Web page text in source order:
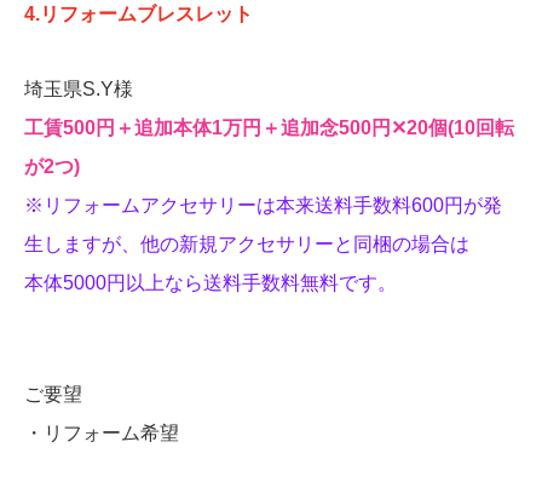
4.リフォームブレスレット
埼玉県S.Y様
工賃500円＋追加本体1万円＋追加念500円‪✕‬20個(10回転
が2つ)
※リフォームアクセサリーは本来送料手数料600円が発
生しますが、他の新規アクセサリーと同梱の場合は
本体5000円以上なら送料手数料無料です。
ご要望
・リフォーム希望